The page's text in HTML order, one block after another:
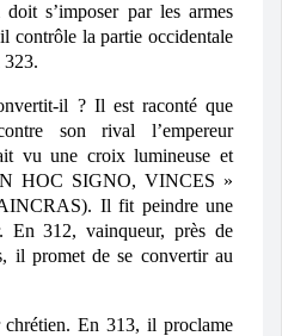
s’imposer par les armes
contrôle la partie occidentale
323.
il ?Il est raconté que
son rival l’empereur
vu une croix lumineuse et
HOC SIGNO, VINCES »
. Il fit peindre une
En 312, vainqueur, près de
il promet de se convertir au
. En 313,il proclame